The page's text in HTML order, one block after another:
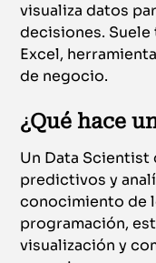
visualiza datos
decisiones. Suele
Excel,
de negocio.
¿Qué hace
Un Data
predictivos y
conocimiento de
programación,
visualización y